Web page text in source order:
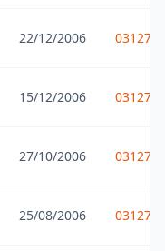
22/12/2006
15/12/2006
27/10/2006
25/08/2006